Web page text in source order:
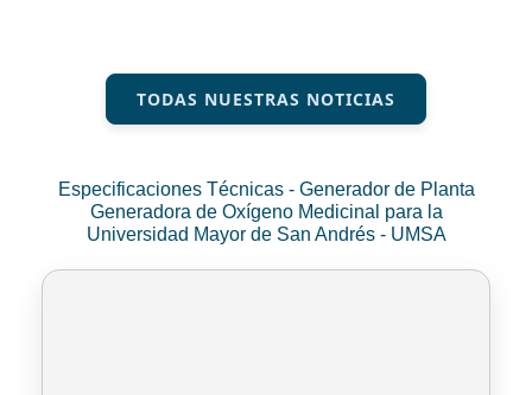
TODAS NUESTRAS NOTICIAS
Especificaciones Técnicas - Generador de Planta
Generadora de Oxígeno Medicinal para la
Universidad Mayor de San Andrés - UMSA